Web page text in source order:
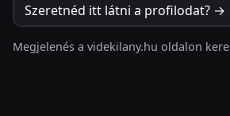
Szeretnéd itt látni a profilodat? →
Megjelenés a videkilany.hu oldalon